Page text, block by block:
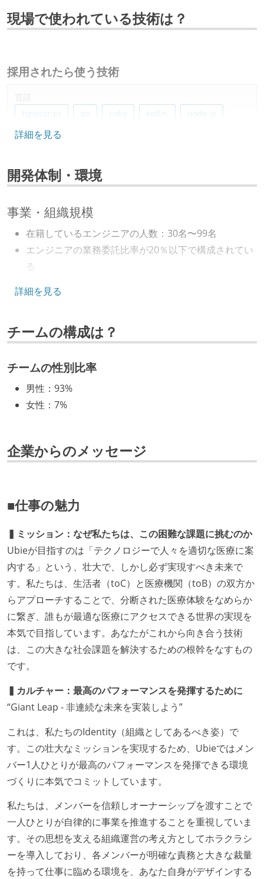
現場で使われている技術は？
採用されたら使う技術
言語
typescript
go ruby kotlin node.js
フレームワーク
プロジェクト管理
情報共有ツール
slack
notion
google-cloud-platform
その他、現場で使われている技術
フレームワーク
react
next.js
その他
cypress
playwright
詳細を見る
開発体制・環境
事業・組織規模
在籍しているエンジニアの人数：30名〜99名
エンジニアの業務委託比率が20％以下で構成されてい
る
エンジニアの人事評価にエンジニア経験者が関わって
いる
マネージャーやCTOと高頻度（月1程度）でキャリアに
年収800万円以上のエンジニアに、マネジメントの役
割を持たない人がいる
CTO またはそれに準じる、技術やワークフローの標準
ング部門の人間が経営に参加している
経営トップがエンジニア出身、または現役のエンジニ
アである
社外から登壇を依頼・指名を受けるようなエンジニア
が在籍している
エンジニアが自発的に外部のイベントやカンファレン
スに登壇している
最新技術を追いかけるための社内勉強会が定期開催さ
れ、参加者が自主的に参加している
Slack等で、最新技術の良し悪しをメンバーがよく会話
している
英語でコミュニケーションとる機会が社内にある
開発メンバーの裁量
設計・実装から運用までを同じ開発チームが担い、フ
ロントエンド、バックエンド、インフラといった役割
の境界を超えて、個人が必要な範囲にまで染み出して
いく姿勢が根付いている
ユーザーのニーズや課題を理解するために、開発チー
ムのメンバーが、ユーザーインタビューに参加してい
る
1年以内に、技術負債を解消するためのプロジェクト
や、古くなったツールのリプレイスプロジェクトがボ
詳細を見る
チームの構成は？
チームの性別比率
男性 ： 93%
女性 ： 7%
企業からのメッセージ
■仕事の魅力
▍ミッション：なぜ私たちは、この困難な課題に挑むのか
Ubieが目指すのは「テクノロジーで人々を適切な医療に案
内する」という、壮大で、しかし必ず実現すべき未来で
す。私たちは、生活者（toC）と医療機関（toB）の双方か
らアプローチすることで、分断された医療体験をなめらか
に繋ぎ、誰もが最適な医療にアクセスできる世界の実現を
本気で目指しています。あなたがこれから向き合う技術
は、この大きな社会課題を解決するための根幹をなすもの
です。
▍カルチャー：最高のパフォーマンスを発揮するために
“Giant Leap - 非連続な未来を実装しよう”
これは、私たちのIdentity（組織としてあるべき姿）で
す。この壮大なミッションを実現するため、Ubieではメン
バー1人ひとりが最高のパフォーマンスを発揮できる環境
づくりに本気でコミットしています。
私たちは、メンバーを信頼しオーナーシップを渡すことで
一人ひとりが自律的に事業を推進することを重視していま
す。その思想を支える組織運営の考え方としてホラクラシ
ーを導入しており、各メンバーが明確な責務と大きな裁量
を持って仕事に臨める環境を、あなた自身がデザインする